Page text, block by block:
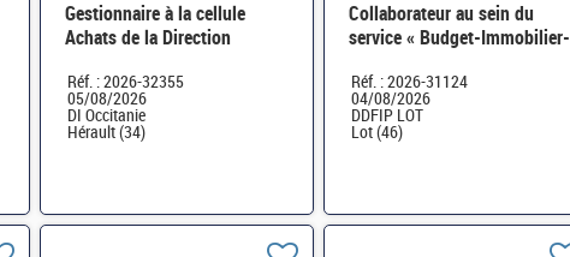
Gestionnaire à la cellule
Achats de la Direction
d'Occitanie H/F
Réf. : 2026-32355
05/08/2026
DI Occitanie
Hérault (34)
Collaborateur au sein du
service « Budget-Immobilier-
Réf. : 2026-31124
04/08/2026
DDFIP LOT
Lot (46)